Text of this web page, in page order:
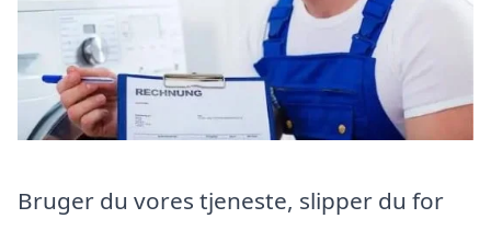
Bruger du vores tjeneste, slipper du for